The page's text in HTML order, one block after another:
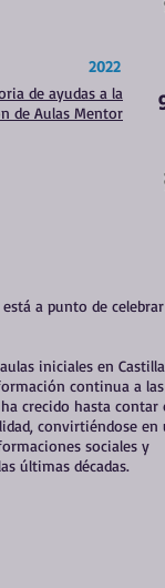
de ayudas a la
de Aulas Mentor
2022
está a punto de
iniciales en
continua a
crecido hasta contar
convirtiéndose en
sociales y
últimas décadas.